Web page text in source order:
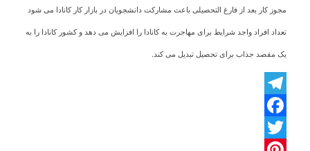
مجوز کار بعد از فارغ التحصیلی باعث مشارکت دانشجویان در بازار کار کانادا می شود
تعداد افراد واجد شرایط برای مهاجرت به کانادا را افزایش می دهد و کشور کانادا را به
یک مقصد جذاب برای تحصیل تبدیل می کند.
Telegram
Facebook